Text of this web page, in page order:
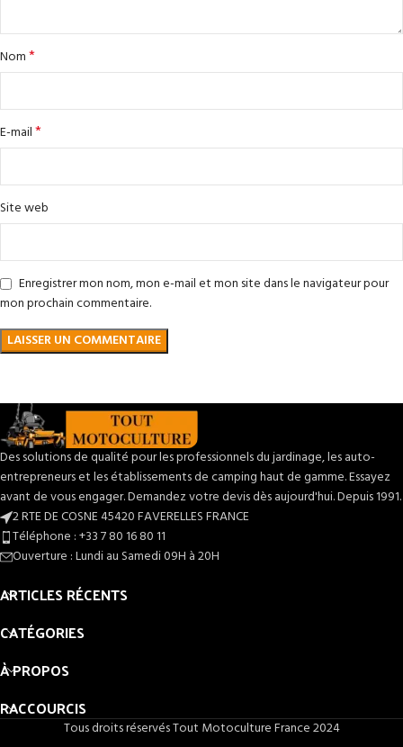
Nom*
E-mail*
Site web
Enregistrer mon nom, mon e-mail et mon site dans le navigateur pour
mon prochain commentaire.
Des solutions de qualité pour les professionnels du jardinage, les auto-
entrepreneurs et les établissements de camping haut de gamme. Essayez
avant de vous engager. Demandez votre devis dès aujourd'hui. Depuis 1991.
2 RTE DE COSNE 45420 FAVERELLES FRANCE
Téléphone : +33 7 80 16 80 11
Ouverture : Lundi au Samedi 09H à 20H
ARTICLES RÉCENTS
CATÉGORIES
À PROPOS
RACCOURCIS
Tous droits réservés Tout Motoculture France 2024